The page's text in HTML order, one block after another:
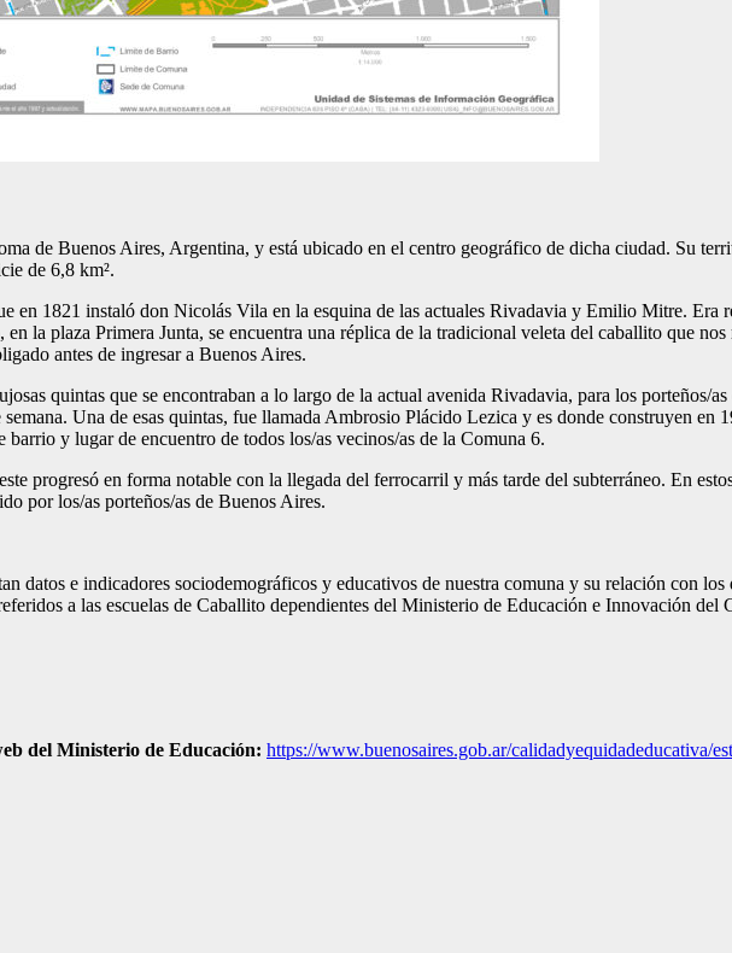
de Buenos Aires, Argentina, y está ubicado en el centro geográfico de dicha ciudad. Su
de 6,8 km².
en 1821 instaló don Nicolás Vila en la esquina de las actuales Rivadavia y Emilio Mitre. Era
la plaza Primera Junta, se encuentra una réplica de la tradicional veleta del caballito que nos
antes de ingresar a Buenos Aires.
quintas que se encontraban a lo largo de la actual avenida Rivadavia, para los porteños/as
Una de esas quintas, fue llamada Ambrosio Plácido Lezica y es donde construyen en
barrio y lugar de encuentro de todos los/as vecinos/as de la Comuna 6.
progresó en forma notable con la llegada del ferrocarril y más tarde del subterráneo. En
por los/as porteños/as de Buenos Aires.
datos e indicadores sociodemográficos y educativos de nuestra comuna y su relación con los
a las escuelas de Caballito dependientes del Ministerio de Educación e Innovación del
del Ministerio de Educación: https://www.buenosaires.gob.ar/calidadyequidadeducativa/